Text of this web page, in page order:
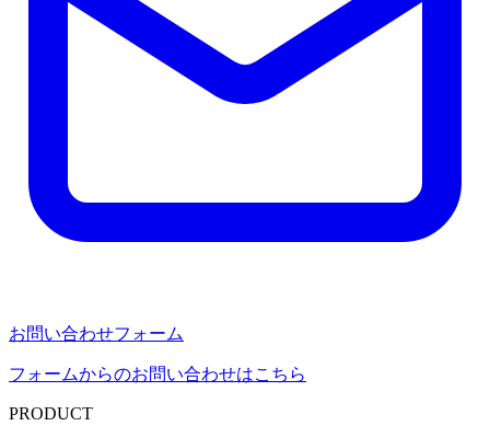
お問い合わせフォーム
フォームからのお問い合わせはこちら
PRODUCT